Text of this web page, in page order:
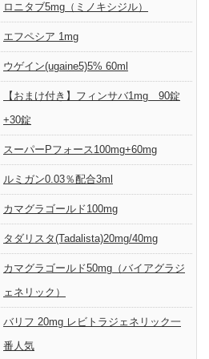
ロニタブ5mg（ミノキシジル）
エフペシア 1mg
ウゲイン(ugaine5)5% 60ml
【おまけ付き】フィンサバ1mg 90錠
+30錠
スーパーPフォース100mg+60mg
ルミガン0.03％配合3ml
カマグラゴールド100mg
タダリスタ(Tadalista)20mg/40mg
カマグラゴールド50mg（バイアグラジ
ェネリック）
バリフ 20mg レビトラジェネリック一
番人気